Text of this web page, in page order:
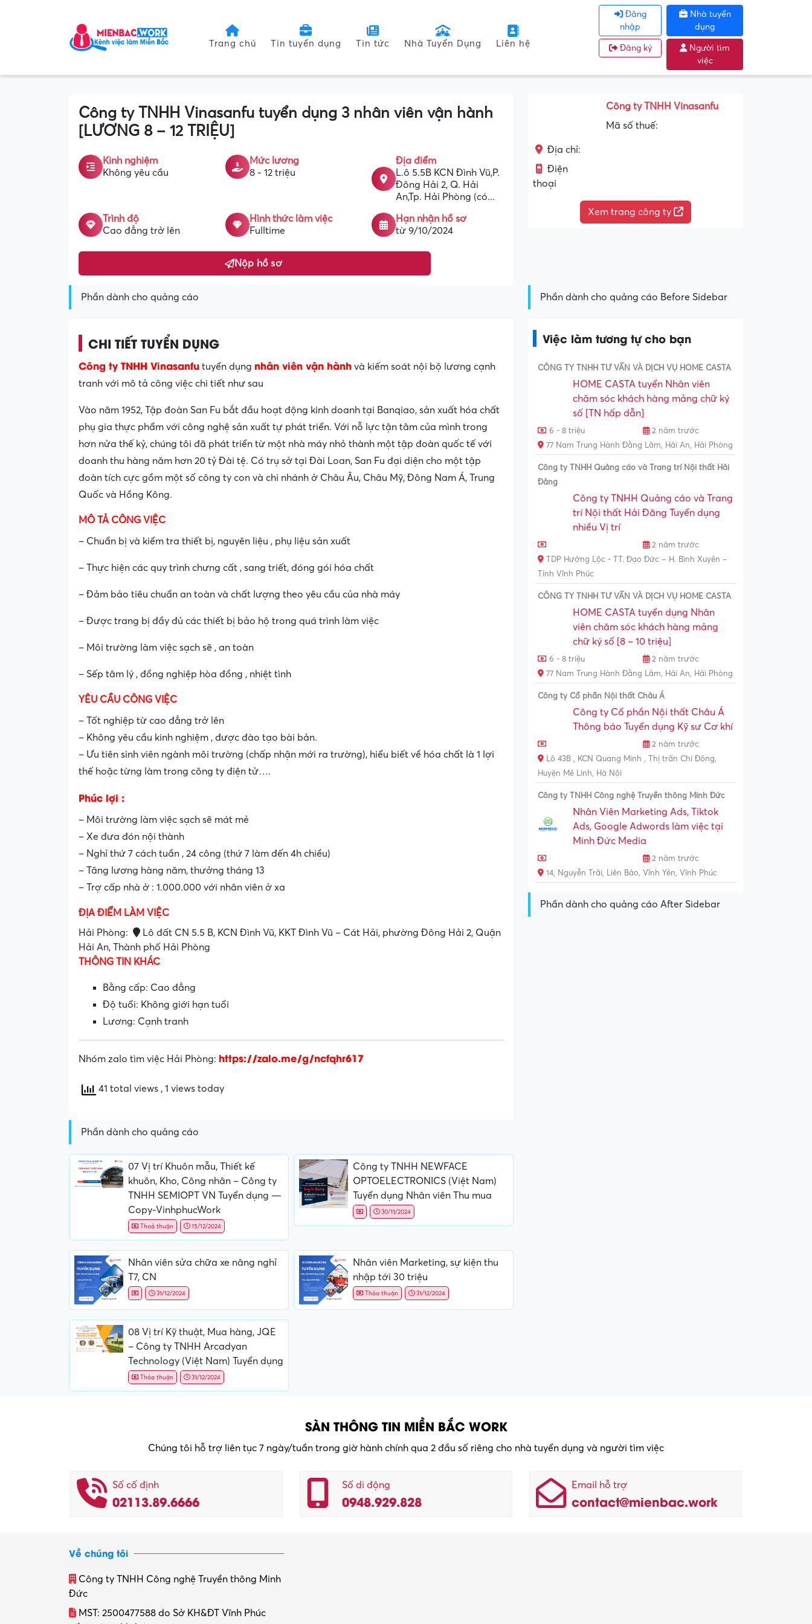
Trang chủ Tin tuyển dụng Tin tức Nhà Tuyển Dụng Liên hệ
Đăng
nhập
Đăng ký
Nhà tuyển
dụng
Người tìm
việc
Công ty TNHH Vinasanfu tuyển dụng 3 nhân viên vận hành
[LƯƠNG 8 – 12 TRIỆU]
Kinh nghiệm
Không yêu cầu
Mức lương
8 - 12 triệu
Địa điểm
L.ô 5.5B KCN Đình Vũ,P.
Đông Hải 2, Q. Hải
An,Tp. Hải Phòng (có...
Trình độ
Cao đẳng trở lên
Hình thức làm việc
Fulltime
Hạn nhận hồ sơ
từ 9/10/2024
Nộp hồ sơ
Công ty TNHH Vinasanfu
Mã số thuế:
Địa chỉ:
Điện
thoại
Xem trang công ty
Phần dành cho quảng cáo
CHI TIẾT TUYỂN DỤNG
Công ty TNHH Vinasanfu tuyển dụng nhân viên vận hành và kiếm soát nội bộ lương cạnh
tranh với mô tả công việc chi tiết như sau
Vào năm 1952, Tập đoàn San Fu bắt đầu hoạt động kinh doanh tại Banqiao, sản xuất hóa chất
phụ gia thực phẩm với công nghệ sản xuất tự phát triển. Với nỗ lực tận tâm của mình trong
hơn nửa thế kỷ, chúng tôi đã phát triển từ một nhà máy nhỏ thành một tập đoàn quốc tế với
doanh thu hàng năm hơn 20 tỷ Đài tệ. Có trụ sở tại Đài Loan, San Fu đại diện cho một tập
đoàn tích cực gồm một số công ty con và chi nhánh ở Châu Âu, Châu Mỹ, Đông Nam Á, Trung
Quốc và Hồng Kông.
MÔ TẢ CÔNG VIỆC
– Chuẩn bị và kiểm tra thiết bị, nguyên liệu , phụ liệu sản xuất
– Thực hiện các quy trình chưng cất , sang triết, đóng gói hóa chất
– Đảm bảo tiêu chuẩn an toàn và chất lượng theo yêu cầu của nhà máy
– Được trang bị đầy đủ các thiết bị bảo hộ trong quá trình làm việc
– Môi trường làm việc sạch sẽ , an toàn
– Sếp tâm lý , đồng nghiệp hòa đồng , nhiệt tình
YÊU CẦU CÔNG VIỆC
– Tốt nghiệp từ cao đẳng trở lên
– Không yêu cầu kinh nghiệm , được đào tạo bài bản.
– Ưu tiên sinh viên ngành môi trường (chấp nhận mới ra trường), hiểu biết về hóa chất là 1 lợi
thế hoặc từng làm trong công ty điện tử….
Phúc lợi :
– Môi trường làm việc sạch sẽ mát mẻ
– Xe đưa đón nội thành
– Nghỉ thứ 7 cách tuần , 24 công (thứ 7 làm đến 4h chiều)
– Tăng lương hàng năm, thưởng tháng 13
– Trợ cấp nhà ở : 1.000.000 với nhân viên ở xa
ĐỊA ĐIỂM LÀM VIỆC
Hải Phòng:
Lô đất CN 5.5 B, KCN Đình Vũ, KKT Đình Vũ – Cát Hải, phường Đông Hải 2, Quận
Hải An, Thành phố Hải Phòng
THÔNG TIN KHÁC
Bằng cấp: Cao đẳng
Độ tuổi: Không giới hạn tuổi
Lương: Cạnh tranh
Nhóm zalo tìm việc Hải Phòng: https://zalo.me/g/ncfqhr617
41 total views , 1 views today
Phần dành cho quảng cáo
07 Vị trí Khuôn mẫu, Thiết kế
khuôn, Kho, Công nhân – Công ty
TNHH SEMIOPT VN Tuyển dụng —
Copy-VinhphucWork
Thoả thuận 15/12/2024
Công ty TNHH NEWFACE
OPTOELECTRONICS (Việt Nam)
Tuyển dụng Nhân viên Thu mua
30/11/2024
Nhân viên sửa chữa xe nâng nghỉ
T7, CN
31/12/2024
Nhân viên Marketing, sự kiện thu
nhập tới 30 triệu
Thỏa thuận 31/12/2024
08 Vị trí Kỹ thuật, Mua hàng, JQE
– Công ty TNHH Arcadyan
Technology (Việt Nam) Tuyển dụng
Thỏa thuận 31/12/2024
Phần dành cho quảng cáo Before Sidebar
Việc làm tương tự cho bạn
CÔNG TY TNHH TƯ VẤN VÀ DỊCH VỤ HOME CASTA
HOME CASTA tuyển Nhân viên
chăm sóc khách hàng mảng chữ ký
số [TN hấp dẫn]
6 - 8 triệu
2 năm trước
77 Nam Trung Hành Đằng Lâm, Hải An, Hải Phòng
Công ty TNHH Quảng cáo và Trang trí Nội thất Hải
Đăng
Công ty TNHH Quảng cáo và Trang
trí Nội thất Hải Đăng Tuyển dụng
nhiều Vị trí
2 năm trước
TDP Hưởng Lộc - TT. Đạo Đức – H. Bình Xuyên –
Tỉnh Vĩnh Phúc
CÔNG TY TNHH TƯ VẤN VÀ DỊCH VỤ HOME CASTA
HOME CASTA tuyển dụng Nhân
viên chăm sóc khách hàng mảng
chữ ký số [8 – 10 triệu]
6 - 8 triệu
2 năm trước
77 Nam Trung Hành Đằng Lâm, Hải An, Hải Phòng
Công ty Cổ phần Nội thất Châu Á
Công ty Cổ phần Nội thất Châu Á
Thông báo Tuyển dụng Kỹ sư Cơ khí
2 năm trước
Lô 43B , KCN Quang Minh , Thị trấn Chi Đông,
Huyện Mê Linh, Hà Nội
Công ty TNHH Công nghệ Truyền thông Minh Đức
Nhân Viên Marketing Ads, Tiktok
Ads, Google Adwords làm việc tại
Minh Đức Media
2 năm trước
14, Nguyễn Trãi, Liên Bảo, Vĩnh Yên, Vĩnh Phúc
Phần dành cho quảng cáo After Sidebar
SÀN THÔNG TIN MIỀN BẮC WORK
Chúng tôi hỗ trợ liên tục 7 ngày/tuần trong giờ hành chính qua 2 đầu số riêng cho nhà tuyển dụng và người tìm việc
Số cố định
02113.89.6666
Số di động
0948.929.828
Email hỗ trợ
contact@mienbac.work
Về chúng tôi
Công ty TNHH Công nghệ Truyền thông Minh
Đức
MST: 2500477588 do Sở KH&ĐT Vĩnh Phúc